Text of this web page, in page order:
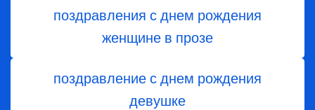
поздравления с днем рождения
женщине в прозе
поздравление с днем рождения
девушке